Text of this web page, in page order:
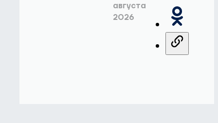
августа
2026